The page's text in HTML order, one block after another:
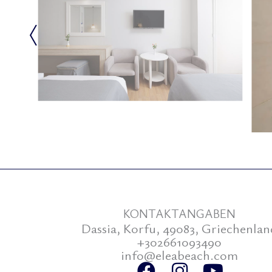
KONTAKTANGABEN
Dassia, Korfu, 49083,
+302661093490
info@eleabeach.com